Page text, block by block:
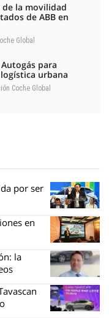
la movilidad
de ABB en
Global
para
urbana
Coche Global
por ser
en
la